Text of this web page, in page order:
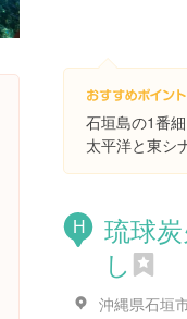
石垣島の1番
太平洋と東シ
H
琉球
し
沖縄県石垣